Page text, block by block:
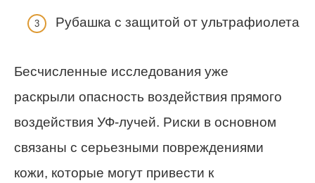
Рубашка с защитой от ультрафиолета
Бесчисленные исследования уже
раскрыли опасность воздействия прямого
воздействия УФ-лучей. Риски в основном
связаны с серьезными повреждениями
кожи, которые могут привести к